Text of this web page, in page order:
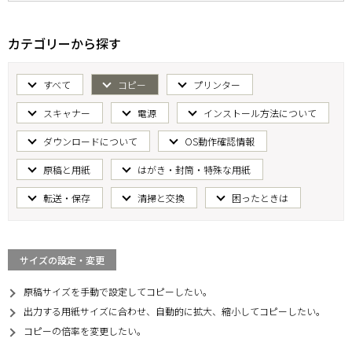
カテゴリーから探す
すべて コピー プリンター
スキャナー 電源 インストール方法について
ダウンロードについて OS動作確認情報
原稿と用紙 はがき・封筒・特殊な用紙
転送・保存 清掃と交換 困ったときは
サイズの設定・変更
原稿サイズを手動で設定してコピーしたい。
出力する用紙サイズに合わせ、自動的に拡大、縮小してコピーしたい。
コピーの倍率を変更したい。